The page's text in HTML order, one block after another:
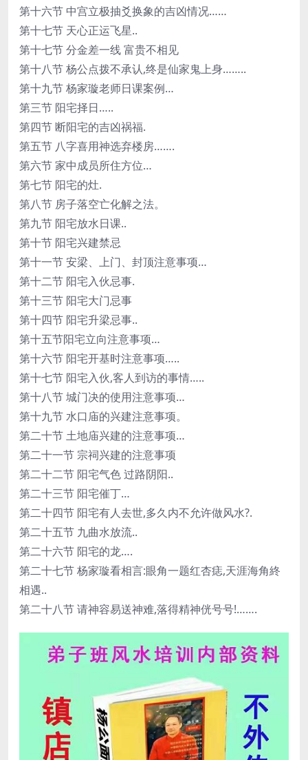
第十六节 中宫立极抽爻换象的吉凶情况……
第十七节 天心正运飞星..
第十七节 分金差一线 富贵不相见
第十八节 杨公点拨不承认,终是仙家鬼上身……..
第十九节 杨家璇老师日课案例…
第三节 阳宅择日…..
第四节 断阳宅的吉凶祸福.
第五节 八字喜用神选弃楼房…….
第六节 家中成员所住方位…
第七节 阳宅的灶.
第八节 房子落空亡化解之法。
第九节 阳宅放水日课..
第十节 阳宅兴建禁忌
第十一节 安梁、上门、封顶注意事项…
第十二节 阳宅入伙忌事.
第十三节 阳宅大门忌事
第十四节 阳宅升梁忌事..
第十五节阳宅立向注意事项…
第十六节 阳宅开基时注意事项…..
第十七节 阳宅入伙,客人到访的事情…..
第十八节 城门决的使用注意事项…
第十九节 水口庙的兴建注意事项。
第二十节 土地庙兴建的注意事项…
第二十一节 宗祠兴建的注意事项
第二十二节 阳宅气色 过路阴阳..
第二十三节 阳宅催丁…
第二十四节 阳宅有人去世,多久内不允许做风水?.
第二十五节 九曲水放流..
第二十六节 阳宅的龙….
第二十七节 杨家璇看相言:眼角一题红杏痣,天涯海角終
相遇..
第二十八节 请神容易送神难,落得精神侊号号!…….